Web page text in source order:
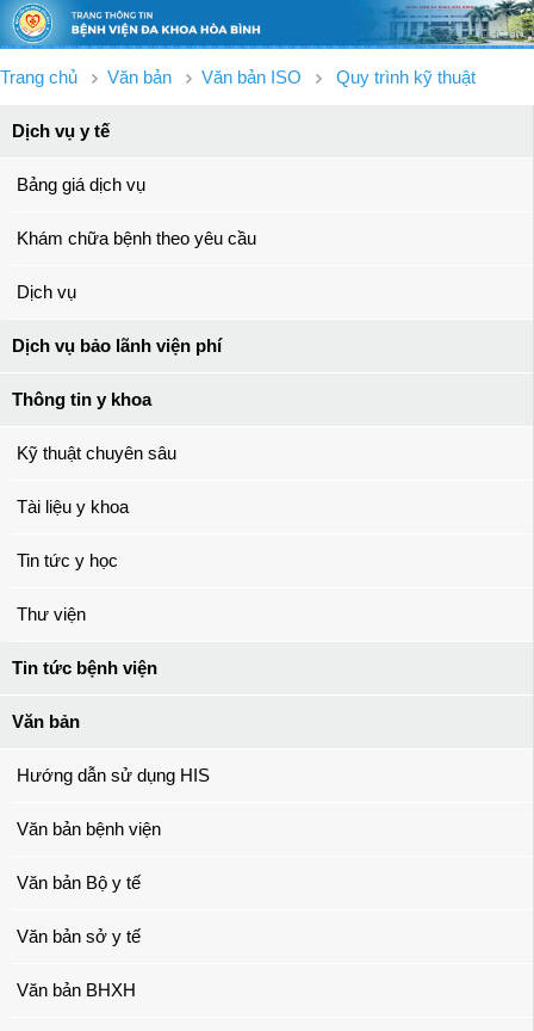
Trang chủ Văn bản Văn bản ISO Quy trình kỹ thuật
Dịch vụ y tế
Bảng giá dịch vụ
Khám chữa bệnh theo yêu cầu
Dịch vụ
Dịch vụ bảo lãnh viện phí
Thông tin y khoa
Kỹ thuật chuyên sâu
Tài liệu y khoa
Tin tức y học
Thư viện
Tin tức bệnh viện
Văn bản
Hướng dẫn sử dụng HIS
Văn bản bệnh viện
Văn bản Bộ y tế
Văn bản sở y tế
Văn bản BHXH